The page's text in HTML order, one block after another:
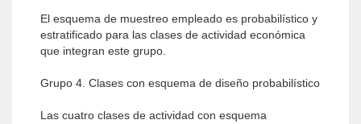
El esquema de muestreo empleado es probabilístico y
estratificado para las clases de actividad económica
que integran este grupo.
Grupo 4. Clases con esquema de diseño probabilístico
Las cuatro clases de actividad con esquema